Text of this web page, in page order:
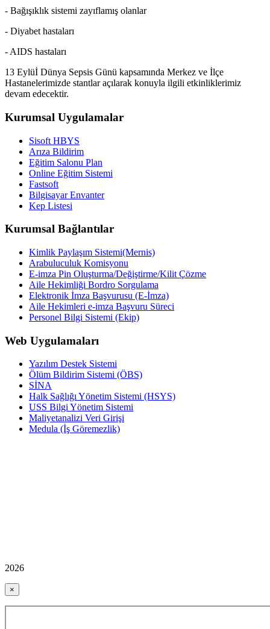
- Bağışıklık sistemi zayıflamış olanlar
- Diyabet hastaları
- AIDS hastaları
13 Eylüİ Dünya Sepsis Günü kapsamında Merkez ve İlçe
Hastanelerimizde stantlar açılarak konuyla ilgili etkinliklerimiz
devam edecektir.
Kurumsal Uygulamalar
Sisoft HBYS
Arıza Bildirim
Eğitim Salonu Plan
Online Eğitim Sistemi
Fastsoft
Bilgisayar Envanter
Kep Listesi
Kurumsal Bağlantılar
Kimlik Paylaşım Sistemi(Mernis)
Arabuluculuk Komisyonu
E-imza Pin Oluşturma/Değiştirme/Kilit Çözme
Aile Hekimliği Bordro Sorgulama
Elektronik İmza Başvurusu (E-İmza)
Aile Hekimleri e-imza Başvuru Süreci
Personel Bilgi Sistemi (Ekip)
Web Uygulamaları
Yazılım Destek Sistemi
Ölüm Bildirim Sistemi (ÖBS)
SİNA
Halk Sağlığı Yönetim Sistemi (HSYS)
USS Bilgi Yönetim Sistemi
Maliyetanalizi Veri Girişi
Medula (İş Göremezlik)
2026
×